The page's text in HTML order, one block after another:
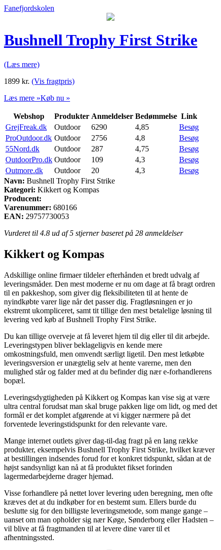
Fanefjordskolen
Bushnell Trophy First Strike
(Læs mere)
1899 kr. (Vis fragtpris)
Læs mere »Køb nu »
Webshop Produkter Anmeldelser Bedømmelse Link
GrejFreak.dk
Outdoor 6290 4,85
Besøg
ProOutdoor.dk Outdoor 2756 4,8
Besøg
55Nord.dk
Outdoor 287 4,75
Besøg
OutdoorPro.dk Outdoor 109 4,3
Besøg
Outmore.dk
Outdoor 20 4,3
Besøg
Navn: Bushnell Trophy First Strike
Kategori: Kikkert og Kompas
Producent:
Varenummer: 680166
EAN: 29757730053
Vurderet til 4.8 ud af 5 stjerner baseret på 28 anmeldelser
Kikkert og Kompas
Adskillige online firmaer tildeler efterhånden et bredt udvalg af
leveringsmåder. Den mest moderne er nu om dage at få bragt ordren
til en pakkeshop, som giver dig fleksibiliteten til at hente de
nyindkøbte varer lige når det passer dig. Fragtløsningen er jo
ekstremt ukompliceret, samt tit tillige den mest betalelige løsning til
levering ved køb af Bushnell Trophy First Strike.
Du kan tillige overveje at få leveret hjem til dig eller til dit arbejde.
Leveringstypen bliver beklageligvis en kende mere
omkostningsfuld, men omvendt særligt ligetil. Den mest letkøbte
leveringsversion er unægtelig selv at hente varerne, men den
mulighed står og falder med at du befinder dig nær e-forhandlerens
bopæl.
Leveringsdygtigheden på Kikkert og Kompas kan vise sig at være
ultra central forudsat man skal bruge pakken lige om lidt, og med det
formål er det komplet afgørende at vi kigger nærmere på det
forventede leveringstidspunkt for den relevante vare.
Mange internet outlets giver dag-til-dag fragt på en lang række
produkter, eksempelvis Bushnell Trophy First Strike, hvilket kræver
at bestillingen indsendes forud for et konkret tidspunkt, sådan at de
højst sandsynligt kan nå at få produktet fikset forinden
lagermedarbejderne drager hjemad.
Visse forhandlere på nettet lover levering uden beregning, men ofte
kræves det at du indkøber for en bestemt sum. Ellers burde du
beslutte sig for den billigste leveringsmetode, som mange gange –
uanset om man opholder sig nær Køge, Sønderborg eller Hadsten –
vil blive at få fragtmanden til at levere dine varer til et
afhentningssted.